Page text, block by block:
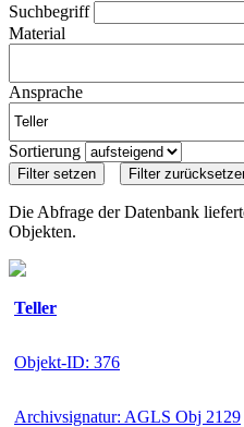
Suchbegriff
Material
Ansprache
Sortierung
Die Abfrage der Datenbank
Objekten.
Teller
Objekt-ID: 376
Archivsignatur: AGLS Obj 2129